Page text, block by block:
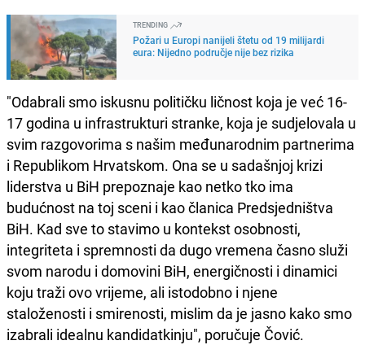
TRENDING
Požari u Europi nanijeli štetu od 19 milijardi
eura: Nijedno područje nije bez rizika
"Odabrali smo iskusnu političku ličnost koja je već 16-
17 godina u infrastrukturi stranke, koja je sudjelovala u
svim razgovorima s našim međunarodnim partnerima
i Republikom Hrvatskom. Ona se u sadašnjoj krizi
liderstva u BiH prepoznaje kao netko tko ima
budućnost na toj sceni i kao članica Predsjedništva
BiH. Kad sve to stavimo u kontekst osobnosti,
integriteta i spremnosti da dugo vremena časno služi
svom narodu i domovini BiH, energičnosti i dinamici
koju traži ovo vrijeme, ali istodobno i njene
staloženosti i smirenosti, mislim da je jasno kako smo
izabrali idealnu kandidatkinju", poručuje Čović.